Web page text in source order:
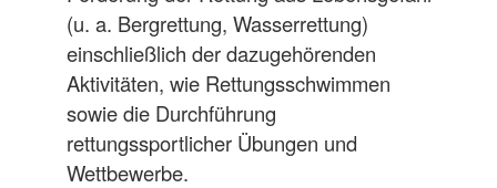
(u. a. Bergrettung, Wasserrettung)
einschließlich der dazugehörenden
Aktivitäten, wie Rettungsschwimmen
sowie die Durchführung
rettungssportlicher Übungen und
Wettbewerbe.